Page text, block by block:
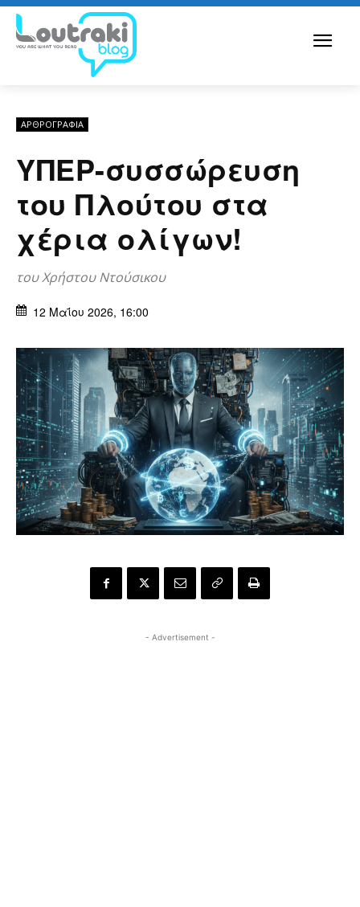
ΑΡΘPΟΓΡΑΦΙΑ
ΥΠΕΡ-συσσώρευση
του Πλούτου στα
χέρια ολίγων!
του Χρήστου Ντούσικου
12 Μαΐου 2026, 16:00
- Advertisement -